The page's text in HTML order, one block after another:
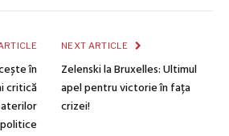
în
critică
politice
NEXT ARTICLE
Zelenski la Bruxelles: Ultimul
apel pentru victorie în fața
crizei!